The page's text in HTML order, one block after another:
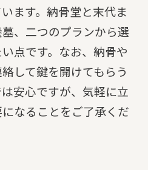
ます。納骨堂と末代ま
、二つのプランから選
点です。なお、納骨や
して鍵を開けてもらう
安心ですが、気軽に立
なることをご了承くだ